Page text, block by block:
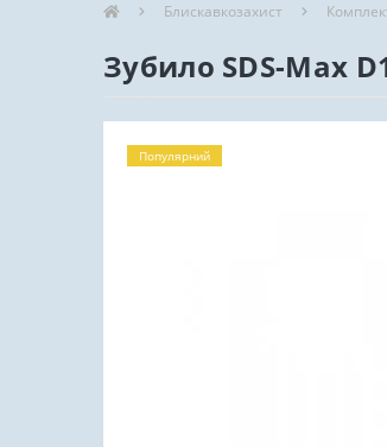
Блискавкозахист
Зубило SDS-Max
Популярний